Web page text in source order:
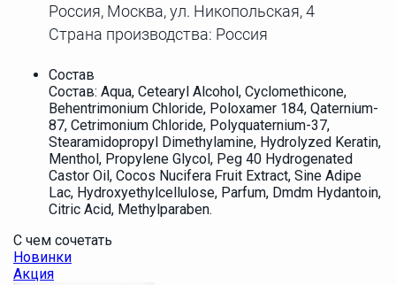
Россия, Москва, ул. Никопольская, 4
Страна производства: Россия
Состав
Состав: Aqua, Cetearyl Alcohol, Cyclomethicone,
Behentrimonium Chloride, Poloxamer 184, Qaternium-
87, Cetrimonium Chloride, Polyquaternium-37,
Stearamidopropyl Dimethylamine, Hydrolyzed Keratin,
Menthol, Propylene Glycol, Peg 40 Hydrogenated
Castor Oil, Cocos Nucifera Fruit Extract, Sine Adipe
Lac, Hydroxyethylcellulose, Parfum, Dmdm Hydantoin,
Citric Aсid, Methylparaben.
С чем сочетать
Новинки
Акция